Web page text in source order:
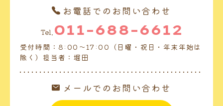
お電話でのお問い合わせ
Tel. 011-688-6612
受付時間：8:00～17:00（日曜・祝日・年末年始は
除く）担当者：堀田
メールでのお問い合わせ